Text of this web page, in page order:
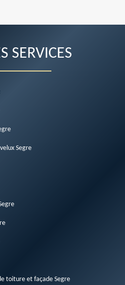
SERVICES
Segre
toiture et façade Segre